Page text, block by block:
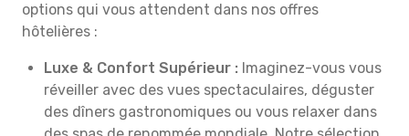
options qui vous attendent dans nos offres
hôtelières :
Luxe & Confort Supérieur : Imaginez-vous vous
réveiller avec des vues spectaculaires, déguster
des dîners gastronomiques ou vous relaxer dans